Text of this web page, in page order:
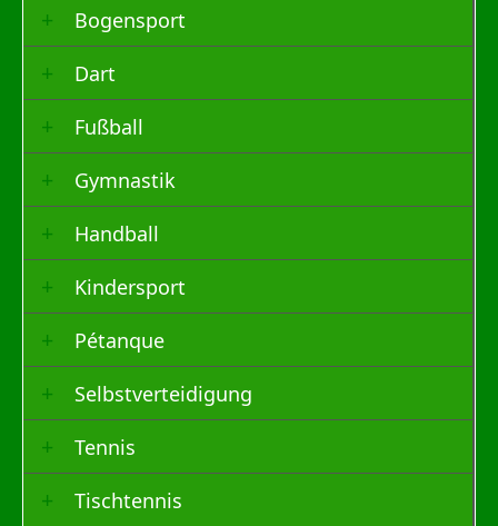
Bogensport
Dart
Fußball
Gymnastik
Handball
Kindersport
Pétanque
Selbstverteidigung
Tennis
Tischtennis